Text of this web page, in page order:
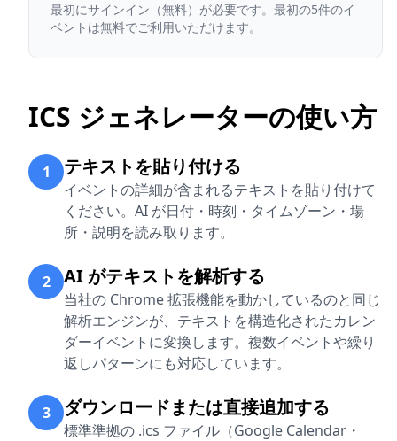
最初にサインイン（無料）が必要です。最初の5件のイ
ベントは無料でご利用いただけます。
ICS ジェネレーターの使い方
1 テキストを貼り付ける
イベントの詳細が含まれるテキストを貼り付けて
ください。AI が日付・時刻・タイムゾーン・場
所・説明を読み取ります。
2 AI がテキストを解析する
当社の Chrome 拡張機能を動かしているのと同じ
解析エンジンが、テキストを構造化されたカレン
ダーイベントに変換します。複数イベントや繰り
返しパターンにも対応しています。
3 ダウンロードまたは直接追加する
標準準拠の .ics ファイル（Google Calendar・